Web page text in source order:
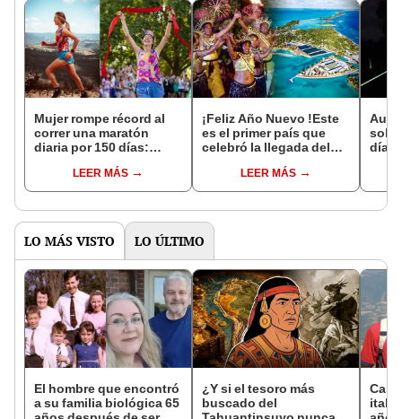
Mujer rompe récord al
correr una maratón
diaria por 150 días:
LEER MÁS
¡Feliz Año Nuevo !Este
es el primer país que
celebró la llegada del
LEER MÁS
días
LO MÁS VISTO LO ÚLTIMO
El hombre que encontró
a su familia biológica 65
¿Y si el tesoro más
buscado del